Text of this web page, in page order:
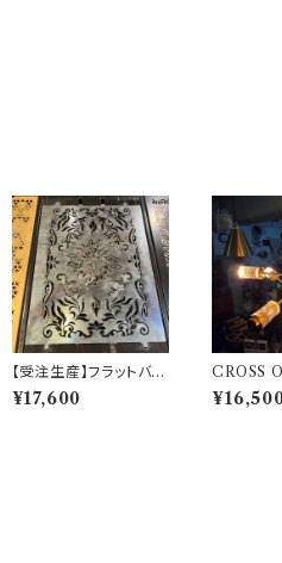
【受注生産】フラットバー
ナー 五徳 【 TRIBAL
NAIN 】 Snow Peak
¥17,600
CROSS
E クロス
ード